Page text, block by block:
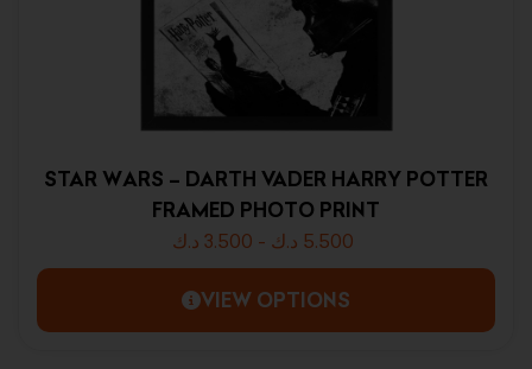
STAR WARS – DARTH VADER HARRY POTTER
FRAMED PHOTO PRINT
3.500 د.ك - 5.500 د.ك
VIEW OPTIONS